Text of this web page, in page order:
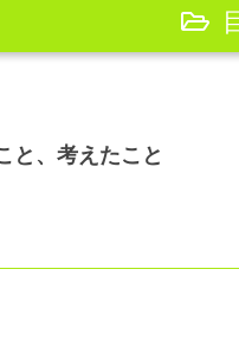
と、考えたこと